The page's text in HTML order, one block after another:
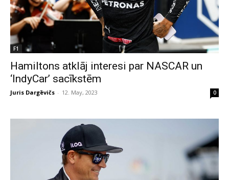
F1
Hamiltons atklāj interesi par NASCAR un
‘IndyCar’ sacīkstēm
Juris Dargēvičs - 12. May, 2023 0